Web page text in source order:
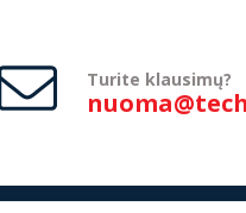
Turite klausimų?